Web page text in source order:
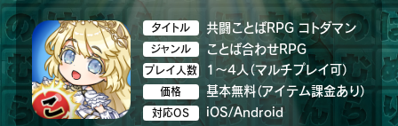
タイトル 共闘ことばRPG コトダマン
ジャンル ことば合わせRPG
プレイ人数 1～4人（マルチプレイ可）
価格 基本無料（アイテム課金あり）
対応OS iOS/Android